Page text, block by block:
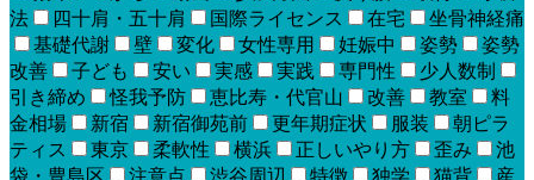
法
四十肩・五十肩 国際ライセンス 在宅
坐骨神経痛
基礎代謝
壁 変化 女性専用 妊娠中 姿勢
姿勢
改善
子ども 安い 実感 実践 専門性
少人数制
引き締め
怪我予防 恵比寿・代官山 改善 教室
料
金相場
新宿 新宿御苑前 更年期症状 服装
朝ピラ
ティス
東京 柔軟性 横浜 正しいやり方 歪み
池
袋・豊島区
注意点 渋谷周辺 特徴 独学 猫背
産